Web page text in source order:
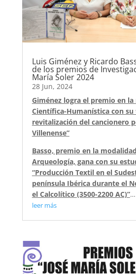
Luis Giménez y Ricardo
de los premios de
María Soler 2024
28 Jun, 2024
Giménez logra el premio en
Científica-Humanística con su
revitalización del cancionero
Villenense”
Basso, premio en la
Arqueología, gana con su
“Producción Textil en el
península Ibérica durante el
el Calcolítico (3500-2200 AC)”…
leer más